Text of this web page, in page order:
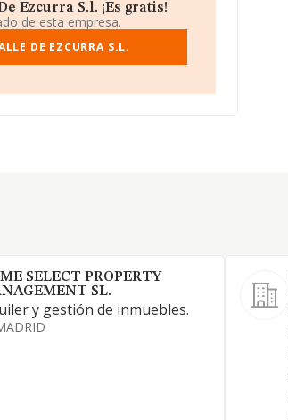
Ezcurra S.l. ¡Es gratis!
de esta empresa.
DE EZCURRA S.L.
SELECT PROPERTY
SL.
y gestión de inmuebles.